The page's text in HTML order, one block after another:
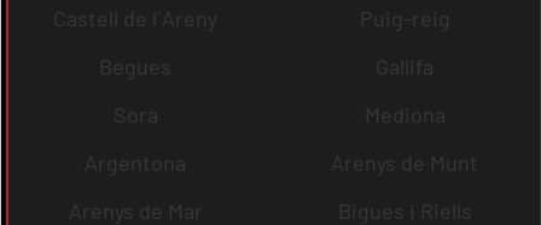
Castell de l´Areny
Puig-reig
Begues
Gallifa
Sora
Mediona
Argentona
Arenys de Munt
Arenys de Mar
Bigues i Riells